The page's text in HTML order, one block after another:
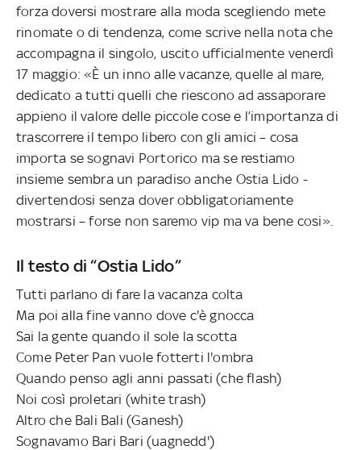
forza doversi mostrare alla moda scegliendo mete
rinomate o di tendenza, come scrive nella nota che
accompagna il singolo, uscito ufficialmente venerdì
17 maggio: «È un inno alle vacanze, quelle al mare,
dedicato a tutti quelli che riescono ad assaporare
appieno il valore delle piccole cose e l’importanza di
trascorrere il tempo libero con gli amici – cosa
importa se sognavi Portorico ma se restiamo
insieme sembra un paradiso anche Ostia Lido -
divertendosi senza dover obbligatoriamente
mostrarsi – forse non saremo vip ma va bene cosi».
Il testo di “Ostia Lido”
Tutti parlano di fare la vacanza colta
Ma poi alla fine vanno dove c'è gnocca
Sai la gente quando il sole la scotta
Come Peter Pan vuole fotterti l'ombra
Quando penso agli anni passati (che flash)
Noi così proletari (white trash)
Altro che Bali Bali (Ganesh)
Sognavamo Bari Bari (uagnedd')